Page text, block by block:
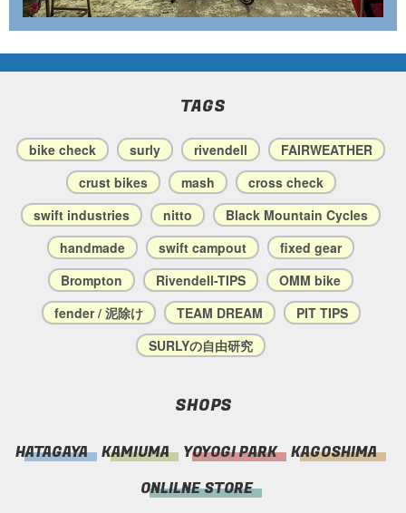
TAGS
bike check surly rivendell
FAIRWEATHER
crust bikes
mash
cross check
swift industries
nitto
Black Mountain Cycles
handmade
swift campout
fixed gear
Brompton
Rivendell-TIPS
OMM bike
fender / 泥除け
TEAM DREAM
PIT TIPS
SURLYの自由研究
SHOPS
HATAGAYA KAMIUMA YOYOGI PARK
KAGOSHIMA
ONLILNE STORE